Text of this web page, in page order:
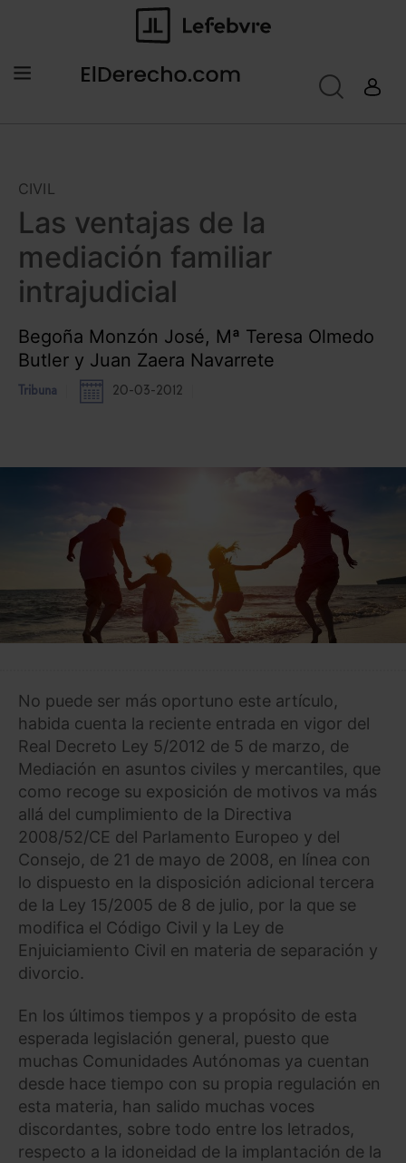
CIVIL
Las ventajas de la
mediación familiar
intrajudicial
Begoña Monzón José, Mª Teresa Olmedo
Butler y Juan Zaera Navarrete
Tribuna 20-03-2012
No puede ser más oportuno este artículo,
habida cuenta la reciente entrada en vigor del
Real Decreto Ley 5/2012 de 5 de marzo, de
Mediación en asuntos civiles y mercantiles, que
como recoge su exposición de motivos va más
allá del cumplimiento de la Directiva
2008/52/CE del Parlamento Europeo y del
Consejo, de 21 de mayo de 2008, en línea con
lo dispuesto en la disposición adicional tercera
de la Ley 15/2005 de 8 de julio, por la que se
modifica el Código Civil y la Ley de
Enjuiciamiento Civil en materia de separación y
divorcio.
En los últimos tiempos y a propósito de esta
esperada legislación general, puesto que
muchas Comunidades Autónomas ya cuentan
desde hace tiempo con su propia regulación en
esta materia, han salido muchas voces
discordantes, sobre todo entre los letrados,
respecto a la idoneidad de la implantación de la